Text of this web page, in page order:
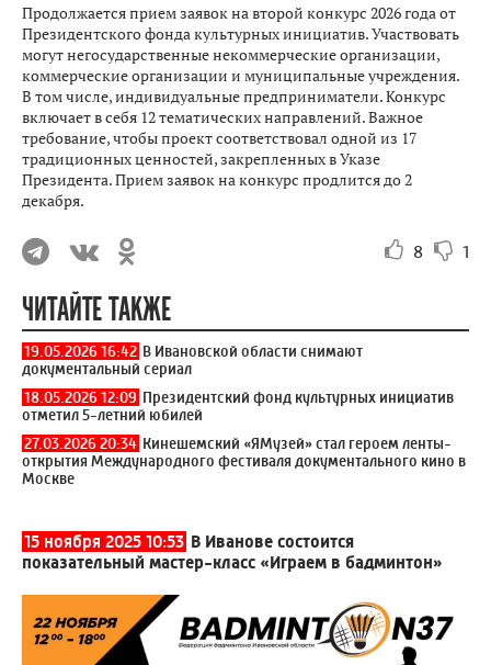
Продолжается прием заявок на второй конкурс 2026 года от
Президентского фонда культурных инициатив. Участвовать
могут негосударственные некоммерческие организации,
коммерческие организации и муниципальные учреждения.
В том числе, индивидуальные предприниматели. Конкурс
включает в себя 12 тематических направлений. Важное
требование, чтобы проект соответствовал одной из 17
традиционных ценностей, закрепленных в Указе
Президента. Прием заявок на конкурс продлится до 2
декабря.
8 1
ЧИТАЙТЕ ТАКЖЕ
19.05.2026 16:42 В Ивановской области снимают
документальный сериал
18.05.2026 12:09 Президентский фонд культурных инициатив
отметил 5-летний юбилей
27.03.2026 20:34 Кинешемский «ЯМузей» стал героем ленты-
открытия Международного фестиваля документального кино в
Москве
15 ноября 2025 10:53 В Иванове состоится
показательный мастер-класс «Играем в бадминтон»